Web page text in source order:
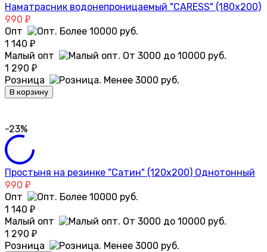
Наматрасник водонепроницаемый "CARESS" (180x200)
990 ₽
Опт
1 140 ₽
Малый опт
1 290 ₽
Розница
В корзину
-23%
Простыня на резинке "Сатин" (120х200) Однотонный
990 ₽
Опт
1 140 ₽
Малый опт
1 290 ₽
Розница